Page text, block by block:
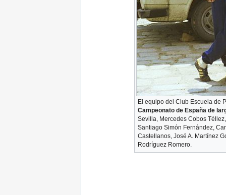
El equipo del Club Escuela de
Campeonato de España de
Sevilla, Mercedes Cobos
Santiago Simón Fernández,
Castellanos, José A. Martínez
Rodríguez Romero.